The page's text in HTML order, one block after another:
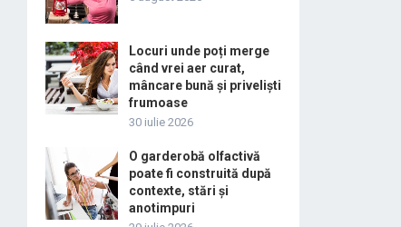
Locuri unde poți merge
când vrei aer curat,
mâncare bună și priveliști
frumoase
30 iulie 2026
O garderobă olfactivă
poate fi construită după
contexte, stări și
anotimpuri